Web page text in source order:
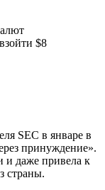
$8
SEC в январе в
принуждение».
и даже привела к
страны.